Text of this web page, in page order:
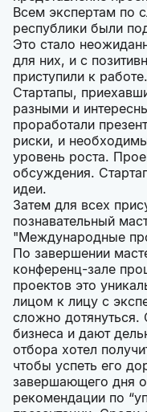
Всем экспертам по
республики были
Это стало
для них, и с
приступили к работе.
Стартапы,
разными и
проработали
риски, и
уровень роста.
обсуждения.
идеи.
Затем для всех
познавательный
"Международные
По завершении
конференц-зале
проектов это
лицом к лицу с
сложно дотянуться.
бизнеса и дают
отбора хотел
чтобы успеть его
завершающего дня
рекомендации по